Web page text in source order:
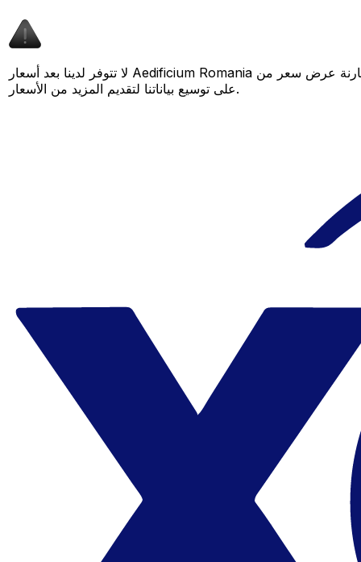
لا تتوفر لدينا بعد أسعار Aedificium Romania لهذا الزوج من العملات، لكن لا يزال بإمكانك مقارنة عرض سعر من Aedificium Romania بسعر Xe المباشر لمعرفة التوفير المحتمل. عد لاحقًا، فنحن نعمل باستمرار
على توسيع بياناتنا لتقديم المزيد من الأسعار.